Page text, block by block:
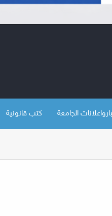
الجامعة كتب قانونية